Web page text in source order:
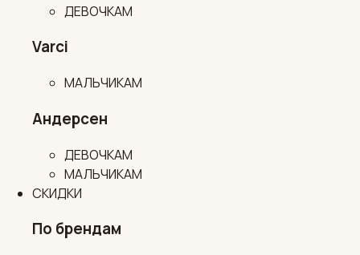
ДЕВОЧКАМ
Varci
МАЛЬЧИКАМ
Андерсен
ДЕВОЧКАМ
МАЛЬЧИКАМ
СКИДКИ
По брендам